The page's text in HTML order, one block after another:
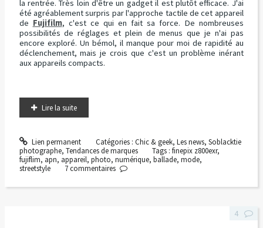
la rentrée. Très loin d'être un gadget il est plutôt efficace. J'ai
été agréablement surpris par l'approche tactile de cet appareil
de Fujifilm, c'est ce qui en fait sa force. De nombreuses
possibilités de réglages et plein de menus que je n'ai pas
encore exploré. Un bémol, il manque pour moi de rapidité au
déclenchement, mais je crois que c'est un problème inérant
aux appareils compacts.
Lire la suite
Lien permanent Catégories : Chic & geek, Les news, Soblacktie
photographe, Tendances de marques Tags :finepix z800exr,
fujiflim, apn, appareil, photo, numérique, ballade, mode,
streetstyle
7commentaires
4